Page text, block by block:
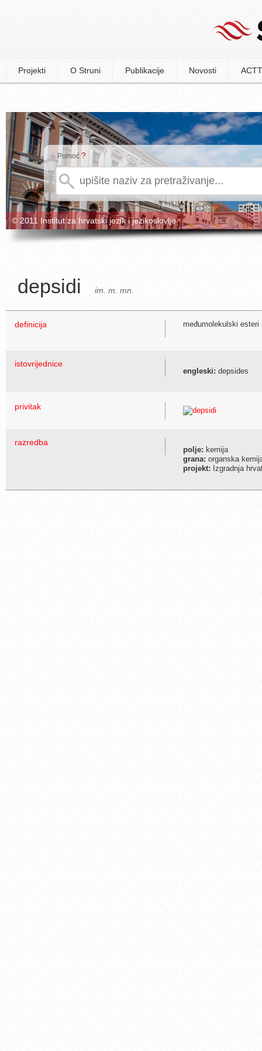
Projekti O Struni Publikacije Novosti
Pomoć ?
© 2011 Institut za hrvatski jezik i jezikoslovlje
depsidi im. m. mn.
definicija međumolekulski
istovrijednice
engleski: depsides
privitak
razredba
polje: kemija
grana: organska
projekt: Izgradnja